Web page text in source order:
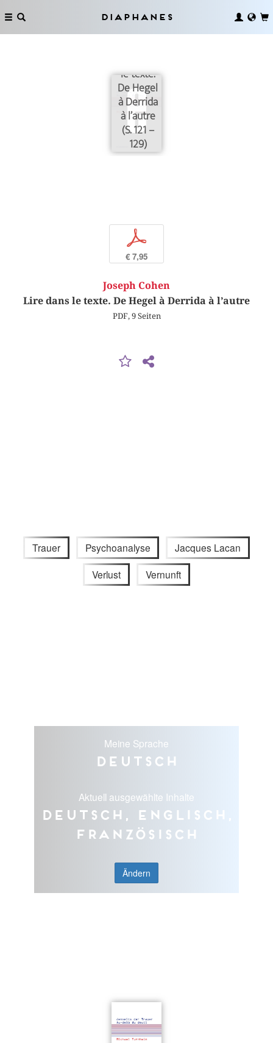
Diaphanes
le texte.
De Hegel
à Derrida
à l’autre
(S. 121 –
129)
p
€ 7,95
Joseph Cohen
Lire dans le texte. De Hegel à Derrida à l’autre
PDF, 9 Seiten
Trauer Psychoanalyse Jacques Lacan
Verlust Vernunft
Meine Sprache
Deutsch
Aktuell ausgewählte Inhalte
Deutsch, Englisch,
Französisch
Ändern